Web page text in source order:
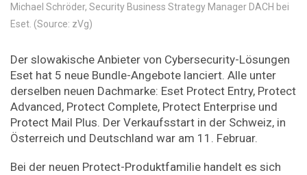
Michael Schröder, Security Business Strategy Manager DACH bei
Eset. (Source: zVg)
Der slowakische Anbieter von Cybersecurity-Lösungen
Eset hat 5 neue Bundle-Angebote lanciert. Alle unter
derselben neuen Dachmarke: Eset Protect Entry, Protect
Advanced, Protect Complete, Protect Enterprise und
Protect Mail Plus. Der Verkaufsstart in der Schweiz, in
Österreich und Deutschland war am 11. Februar.
Bei der neuen Protect-Produktfamilie handelt es sich